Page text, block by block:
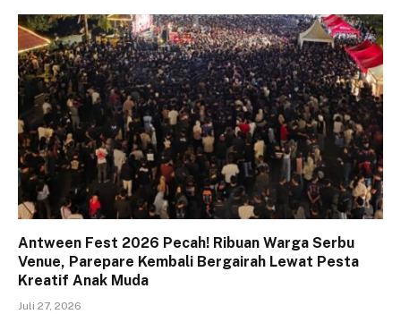
Antween Fest 2026 Pecah! Ribuan Warga Serbu
Venue, Parepare Kembali Bergairah Lewat Pesta
Kreatif Anak Muda
Juli 27, 2026